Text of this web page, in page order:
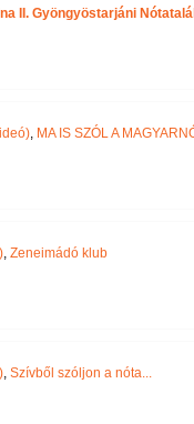
II. Gyöngyöstarjáni
, MA IS SZÓL A
, Zeneimádó klub
, Szívből szóljon a nóta...